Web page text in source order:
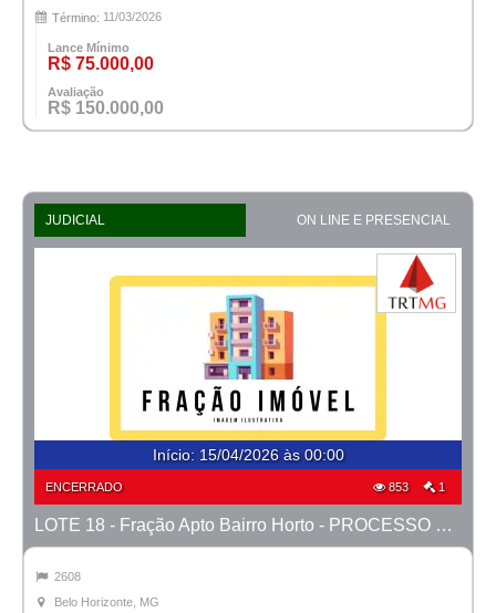
Término: 11/03/2026
Lance Mínimo
R$ 75.000,00
Avaliação
R$ 150.000,00
JUDICIAL ON LINE E PRESENCIAL
Início: 15/04/2026 às 00:00
ENCERRADO 853 1
LOTE 18 - Fração Apto Bairro Horto - PROCESSO 0010777-14.2020-38ª BH
2608
Belo Horizonte, MG